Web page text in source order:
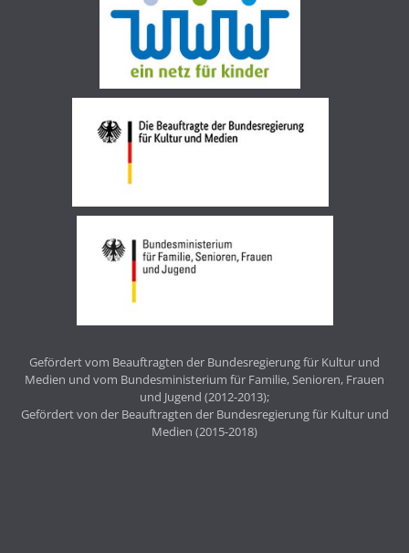
Gefördert vom Beauftragten der Bundesregierung für Kultur und
Medien und vom Bundesministerium für Familie, Senioren, Frauen
und Jugend (2012-2013);
Gefördert von der Beauftragten der Bundesregierung für Kultur und
Medien (2015-2018)